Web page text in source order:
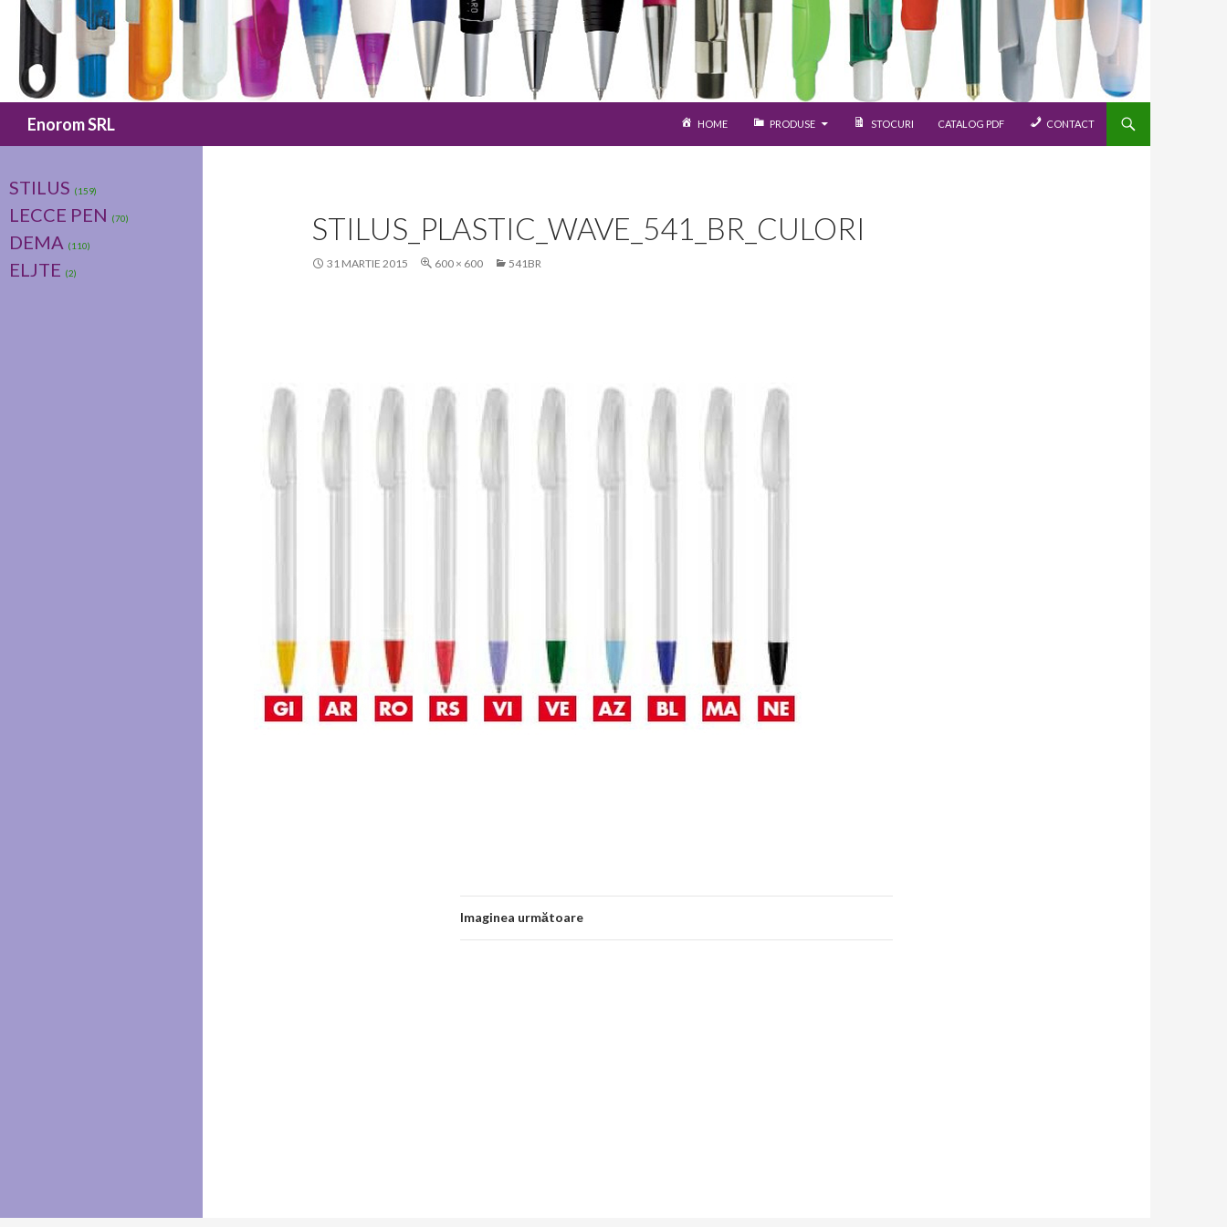
Enorom SRL
HOME
PRODUSE STOCURI CATALOG PDF CONTACT
STILUS_PLASTIC_WAVE_541_BR_CULORI
31 MARTIE 2015 600 × 600 541BR
Imaginea următoare
STILUS (159)
LECCE PEN (70)
DEMA (110)
ELJTE (2)